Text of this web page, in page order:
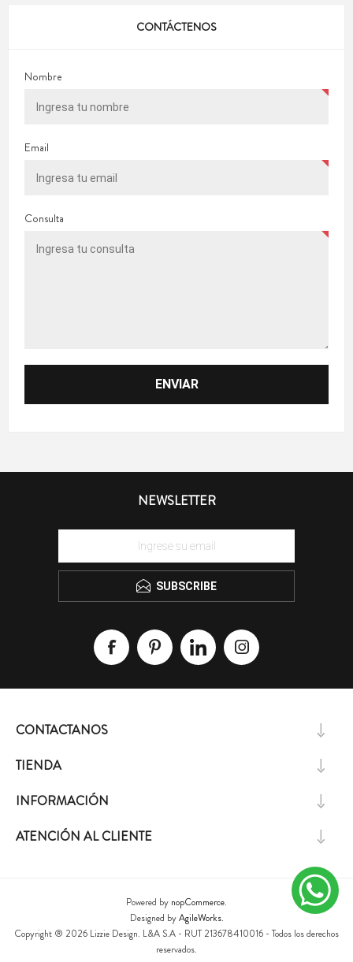
CONTÁCTENOS
Nombre
Email
Consulta
NEWSLETTER
SUBSCRIBE
CONTACTANOS
TIENDA
INFORMACIÓN
ATENCIÓN AL CLIENTE
Powered by nopCommerce.
Designed byAgileWorks.
Copyright ® 2026 Lizzie Design. L&A S.A - RUT 213678410016 - Todos los derechos
reservados.